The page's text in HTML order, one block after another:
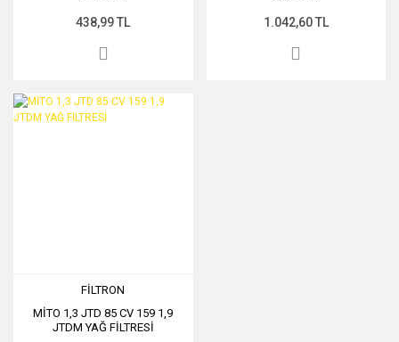
438,99 TL 1.042,60 TL
FİLTRON
MİTO 1,3 JTD 85 CV 159 1,9
JTDM YAĞ FİLTRESİ